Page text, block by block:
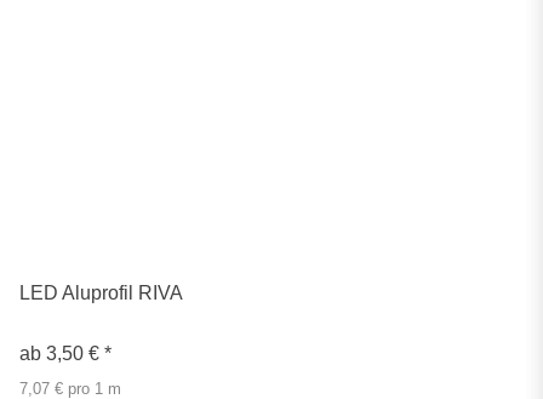
LED Aluprofil RIVA
ab 3,50 € *
7,07 € pro 1 m